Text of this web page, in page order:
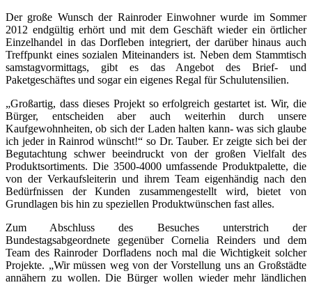
Der große Wunsch der Rainroder Einwohner wurde im Sommer
2012 endgültig erhört und mit dem Geschäft wieder ein örtlicher
Einzelhandel in das Dorfleben integriert, der darüber hinaus auch
Treffpunkt eines sozialen Miteinanders ist. Neben dem Stammtisch
samstagvormittags, gibt es das Angebot des Brief- und
Paketgeschäftes und sogar ein eigenes Regal für Schulutensilien.
„Großartig, dass dieses Projekt so erfolgreich gestartet ist. Wir, die
Bürger, entscheiden aber auch weiterhin durch unsere
Kaufgewohnheiten, ob sich der Laden halten kann- was sich glaube
ich jeder in Rainrod wünscht!“ so Dr. Tauber. Er zeigte sich bei der
Begutachtung schwer beeindruckt von der großen Vielfalt des
Produktsortiments. Die 3500-4000 umfassende Produktpalette, die
von der Verkaufsleiterin und ihrem Team eigenhändig nach den
Bedürfnissen der Kunden zusammengestellt wird, bietet von
Grundlagen bis hin zu speziellen Produktwünschen fast alles.
Zum Abschluss des Besuches unterstrich der
Bundestagsabgeordnete gegenüber Cornelia Reinders und dem
Team des Rainroder Dorfladens noch mal die Wichtigkeit solcher
Projekte. „Wir müssen weg von der Vorstellung uns an Großstädte
annähern zu wollen. Die Bürger wollen wieder mehr ländlichen